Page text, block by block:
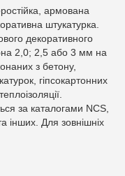
армована
штукатурка.
декоративного
2,0; 2,5 або 3 мм на
з бетону,
гіпсокартонних
за каталогами NCS,
інших. Для зовнішніх